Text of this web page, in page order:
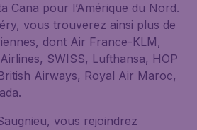
Cana pour l’Amérique du Nord.
vous trouverez ainsi plus de
dont Air France-KLM,
SWISS, Lufthansa, HOP
Airways, Royal Air Maroc,
vous rejoindrez